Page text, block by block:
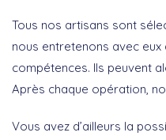
Tous nos artisans sont
nous entretenons avec
compétences. Ils peuvent
Après chaque opération,
Vous avez d’ailleurs la